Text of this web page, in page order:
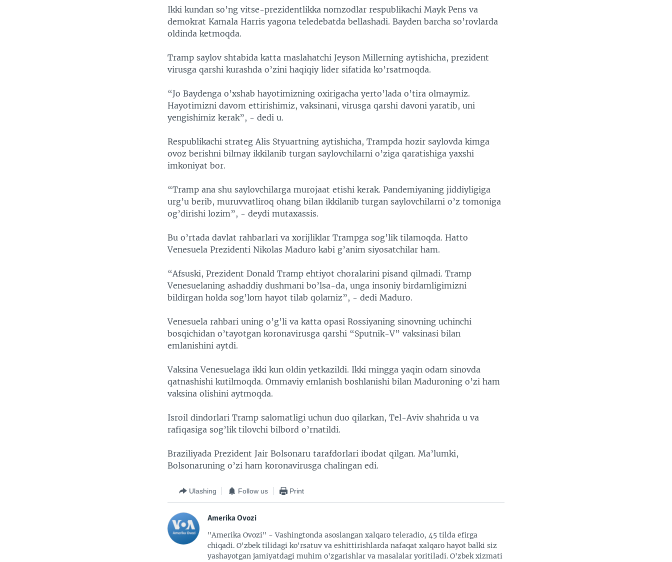
Ikki kundan so’ng vitse-prezidentlikka nomzodlar respublikachi Mayk Pens va
demokrat Kamala Harris yagona teledebatda bellashadi. Bayden barcha so’rovlarda
oldinda ketmoqda.
Tramp saylov shtabida katta maslahatchi Jeyson Millerning aytishicha, prezident
virusga qarshi kurashda o’zini haqiqiy lider sifatida ko’rsatmoqda.
“Jo Baydenga o’xshab hayotimizning oxirigacha yerto’lada o’tira olmaymiz.
Hayotimizni davom ettirishimiz, vaksinani, virusga qarshi davoni yaratib, uni
yengishimiz kerak”, - dedi u.
Respublikachi strateg Alis Styuartning aytishicha, Trampda hozir saylovda kimga
ovoz berishni bilmay ikkilanib turgan saylovchilarni o’ziga qaratishiga yaxshi
imkoniyat bor.
“Tramp ana shu saylovchilarga murojaat etishi kerak. Pandemiyaning jiddiyligiga
urg’u berib, muruvvatliroq ohang bilan ikkilanib turgan saylovchilarni o’z tomoniga
og’dirishi lozim”, - deydi mutaxassis.
Bu o’rtada davlat rahbarlari va xorijliklar Trampga sog’lik tilamoqda. Hatto
Venesuela Prezidenti Nikolas Maduro kabi g’anim siyosatchilar ham.
“Afsuski, Prezident Donald Tramp ehtiyot choralarini pisand qilmadi. Tramp
Venesuelaning ashaddiy dushmani bo’lsa-da, unga insoniy birdamligimizni
bildirgan holda sog’lom hayot tilab qolamiz”, - dedi Maduro.
Venesuela rahbari uning o’g’li va katta opasi Rossiyaning sinovning uchinchi
bosqichidan o’tayotgan koronavirusga qarshi “Sputnik-V” vaksinasi bilan
emlanishini aytdi.
Vaksina Venesuelaga ikki kun oldin yetkazildi. Ikki mingga yaqin odam sinovda
qatnashishi kutilmoqda. Ommaviy emlanish boshlanishi bilan Maduroning o’zi ham
vaksina olishini aytmoqda.
Isroil dindorlari Tramp salomatligi uchun duo qilarkan, Tel-Aviv shahrida u va
rafiqasiga sog’lik tilovchi bilbord o’rnatildi.
Braziliyada Prezident Jair Bolsonaru tarafdorlari ibodat qilgan. Ma’lumki,
Bolsonaruning o’zi ham koronavirusga chalingan edi.
Ulashing Follow us Print
Amerika Ovozi
"Amerika Ovozi" - Vashingtonda asoslangan xalqaro teleradio, 45 tilda efirga
chiqadi. O'zbek tilidagi ko'rsatuv va eshittirishlarda nafaqat xalqaro hayot balki siz
yashayotgan jamiyatdagi muhim o'zgarishlar va masalalar yoritiladi. O'zbek xizmati